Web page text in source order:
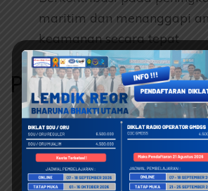
maritim dan menanggapi
keamanan secara tepat
Persyaratan
Perwira Dan Kru Kapal
Scan Dokumen Asli :
Kartu Tanda Penduduk
Akte Kelahiran / Surat